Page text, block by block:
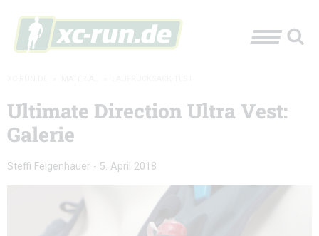
Ultimate Direction Ultra Vest:
Galerie
Steffi Felgenhauer - 5. April 2018